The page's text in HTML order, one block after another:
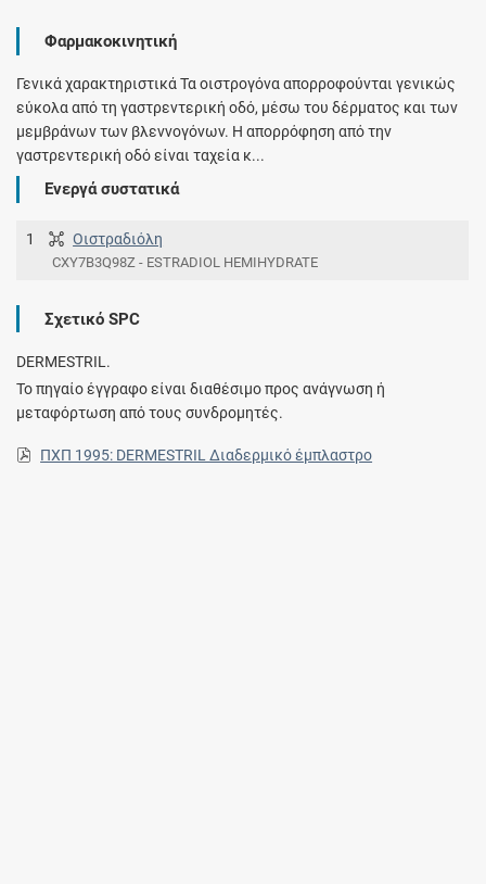
Φαρμακοκινητική
Γενικά χαρακτηριστικά Τα οιστρογόνα απορροφούνται γενικώς
εύκολα από τη γαστρεντερική οδό, μέσω του δέρματος και των
μεμβράνων των βλεννογόνων. Η απορρόφηση από την
γαστρεντερική οδό είναι ταχεία κ...
Ενεργά συστατικά
1 Οιστραδιόλη
CXY7B3Q98Z - ESTRADIOL HEMIHYDRATE
Σχετικό SPC
DERMESTRIL.
Το πηγαίο έγγραφο είναι διαθέσιμο προς ανάγνωση ή
μεταφόρτωση από τους συνδρομητές.
ΠΧΠ 1995: DERMESTRIL Διαδερμικό έμπλαστρο